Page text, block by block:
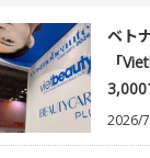
ベト
「
3,000
2026/